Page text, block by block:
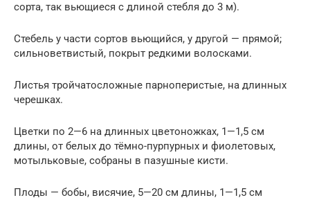
сорта, так вьющиеся с длиной стебля до 3 м).
Стебель у части сортов вьющийся, у другой — прямой;
сильноветвистый, покрыт редкими волосками.
Листья тройчатосложные парноперистые, на длинных
черешках.
Цветки по 2—6 на длинных цветоножках, 1—1,5 см
длины, от белых до тёмно-пурпурных и фиолетовых,
мотыльковые, собраны в пазушные кисти.
Плоды — бобы, висячие, 5—20 см длины, 1—1,5 см